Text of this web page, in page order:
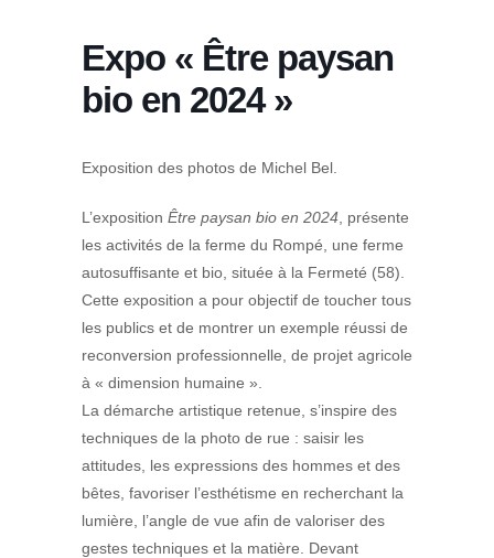
Expo « Être paysan
bio en 2024 »
Exposition des photos de Michel Bel.
L’exposition Être paysan bio en 2024 , présente
les activités de la ferme du Rompé, une ferme
autosuffisante et bio, située à la Fermeté (58).
Cette exposition a pour objectif de toucher tous
les publics et de montrer un exemple réussi de
reconversion professionnelle, de projet agricole
à « dimension humaine ».
La démarche artistique retenue, s’inspire des
techniques de la photo de rue : saisir les
attitudes, les expressions des hommes et des
bêtes, favoriser l’esthétisme en recherchant la
lumière, l’angle de vue afin de valoriser des
gestes techniques et la matière. Devant